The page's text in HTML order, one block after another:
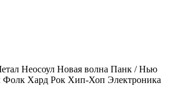
Неосоул Новая волна Панк / Нью
Фолк Хард Рок Хип-Хоп Электроника